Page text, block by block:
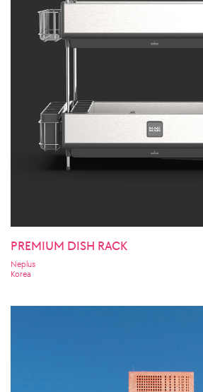
PREMIUM DISH RACK
Neplus
Korea